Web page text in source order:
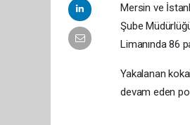
Mersin ve
Şube
Limanında 86
Yakalanan
devam eden